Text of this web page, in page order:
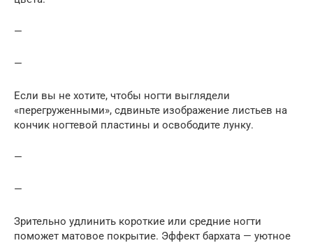
—
—
Если вы не хотите, чтобы ногти выглядели
«перегруженными», сдвиньте изображение листьев на
кончик ногтевой пластины и освободите лунку.
—
—
Зрительно удлинить короткие или средние ногти
поможет матовое покрытие. Эффект бархата — уютное